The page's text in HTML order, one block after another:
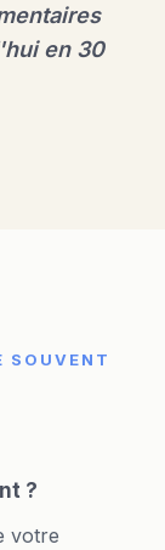
en 30
SOUVENT
?
votre